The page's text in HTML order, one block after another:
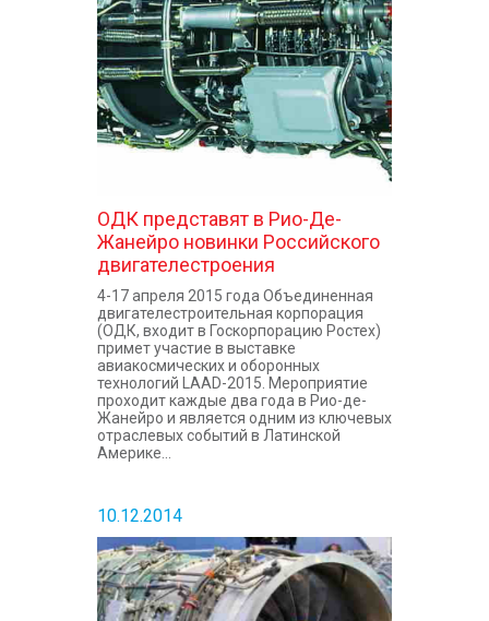
КОНТАКТЫ
ОДК представят в Рио-Де-
Жанейро новинки Российского
двигателестроения
4-17 апреля 2015 года Объединенная
двигателестроительная корпорация
(ОДК, входит в Госкорпорацию Ростех)
примет участие в выставке
авиакосмических и оборонных
технологий LAAD-2015. Мероприятие
проходит каждые два года в Рио-де-
Жанейро и является одним из ключевых
отраслевых событий в Латинской
Америке...
10.12.2014